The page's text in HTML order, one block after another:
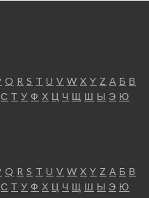
Q R S T U V W X Y Z А Б В
С Т У Ф Х Ц Ч Щ Ш Ы Э Ю
Q R S T U V W X Y Z А Б В
С Т У Ф Х Ц Ч Щ Ш Ы Э Ю